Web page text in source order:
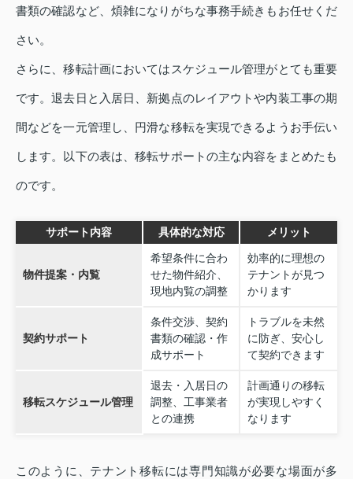
書類の確認など、煩雑になりがちな事務手続きもお任せくだ
さい。
さらに、移転計画においてはスケジュール管理がとても重要
です。退去日と入居日、新拠点のレイアウトや内装工事の期
間などを一元管理し、円滑な移転を実現できるようお手伝い
します。以下の表は、移転サポートの主な内容をまとめたも
のです。
サポート内容 具体的な対応 メリット
物件提案・内覧
希望条件に合わ
せた物件紹介、
現地内覧の調整
効率的に理想の
テナントが見つ
かります
契約サポート
条件交渉、契約
書類の確認・作
成サポート
トラブルを未然
に防ぎ、安心し
て契約できます
移転スケジュール管理
退去・入居日の
調整、工事業者
との連携
計画通りの移転
が実現しやすく
なります
このように、テナント移転には専門知識が必要な場面が多